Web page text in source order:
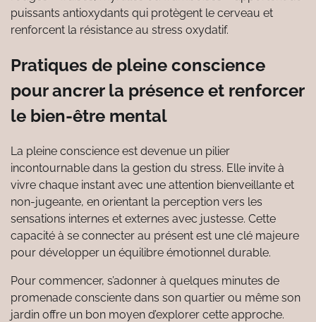
puissants antioxydants qui protègent le cerveau et
renforcent la résistance au stress oxydatif.
Pratiques de pleine conscience
pour ancrer la présence et renforcer
le bien-être mental
La pleine conscience est devenue un pilier
incontournable dans la gestion du stress. Elle invite à
vivre chaque instant avec une attention bienveillante et
non-jugeante, en orientant la perception vers les
sensations internes et externes avec justesse. Cette
capacité à se connecter au présent est une clé majeure
pour développer un équilibre émotionnel durable.
Pour commencer, s’adonner à quelques minutes de
promenade consciente dans son quartier ou même son
jardin offre un bon moyen d’explorer cette approche.